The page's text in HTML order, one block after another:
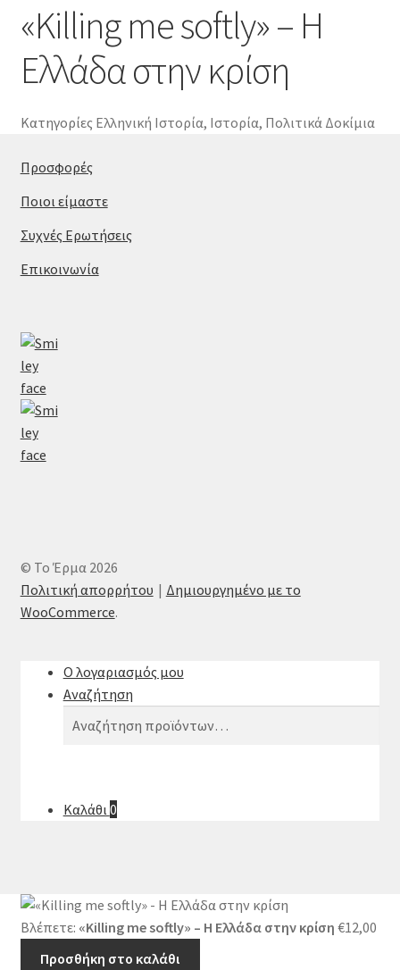
«Killing me softly» – Η
Ελλάδα στην κρίση
Κατηγορίες Ελληνική Ιστορία, Ιστορία, Πολιτικά Δοκίμια
Προσφορές
Ποιοι είμαστε
Συχνές Ερωτήσεις
Επικοινωνία
© Το Έρμα 2026
Πολιτική απορρήτου
Δημιουργημένο με το
WooCommerce.
Ο λογαριασμός μου
Αναζήτηση
Αναζήτηση
Αναζήτηση
Καλάθι 0
Βλέπετε: «Killing me softly» – Η Ελλάδα στην κρίση €12,00
Προσθήκη στο καλάθι